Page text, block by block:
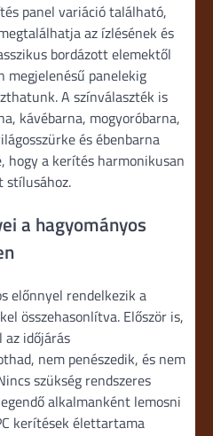
panel variáció található,
az ízlésének és
bordázott elemektől
megjelenésű panelekig
A színválaszték is
kávébarna, mogyoróbarna,
és ébenbarna
hogy a kerítés harmonikusan
stílusához.
a hagyományos
előnnyel rendelkezik a
összehasonlítva. Először is,
időjárás
nem penészedik, és nem
szükség rendszeres
alkalmanként lemosni
kerítések élettartama